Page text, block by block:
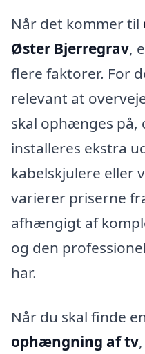
Når det kommer til
Øster Bjerregrav,
flere faktorer. For
relevant at
skal ophænges på,
installeres ekstra
kabelskjulere eller
varierer priserne
afhængigt af
og den
har.
Når du skal finde
ophængning af tv